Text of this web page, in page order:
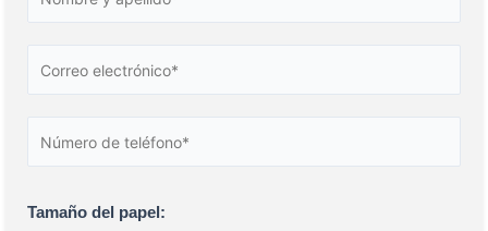
Tamaño del papel: